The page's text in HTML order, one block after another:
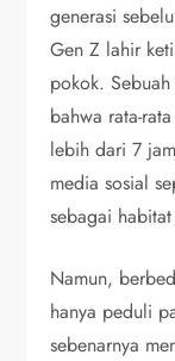
generasi
Gen Z lahir
pokok.
bahwa rata-
lebih dari 7
media sosial
sebagai
Namun,
hanya peduli
sebenarnya